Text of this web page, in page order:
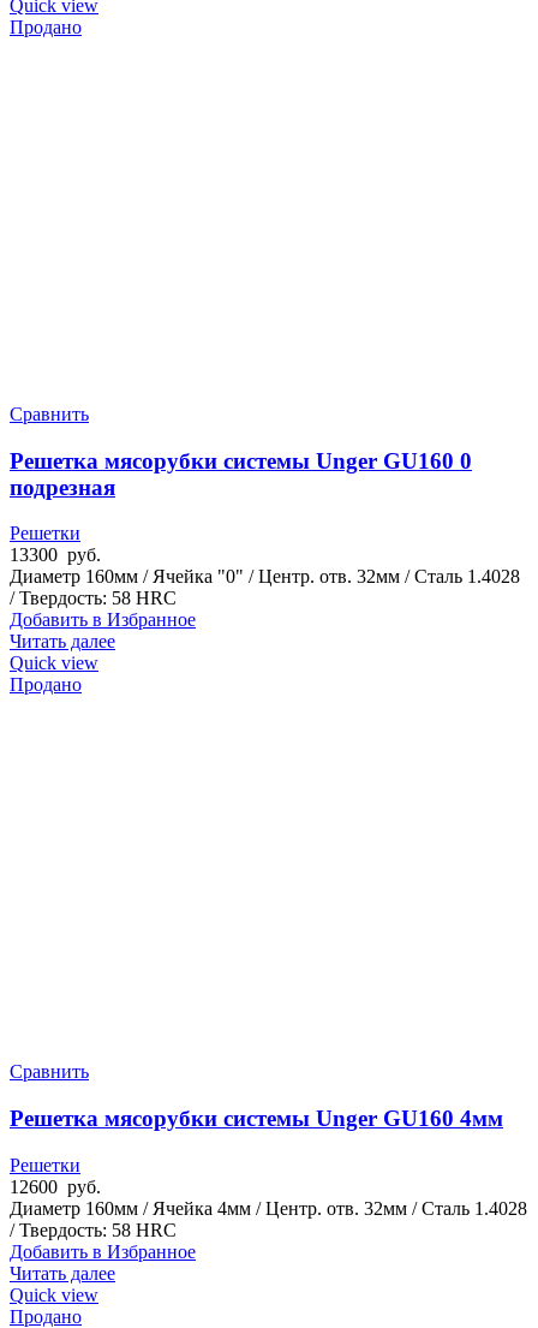
Quick view
Продано
Сравнить
Решетка мясорубки системы Unger GU160 0
подрезная
Решетки
13300 руб.
Диаметр 160мм / Ячейка "0" / Центр. отв. 32мм / Сталь 1.4028
/ Твердость: 58 HRC
Добавить в Избранное
Читать далее
Quick view
Продано
Сравнить
Решетка мясорубки системы Unger GU160 4мм
Решетки
12600 руб.
Диаметр 160мм / Ячейка 4мм / Центр. отв. 32мм / Сталь 1.4028
/ Твердость: 58 HRC
Добавить в Избранное
Читать далее
Quick view
Продано